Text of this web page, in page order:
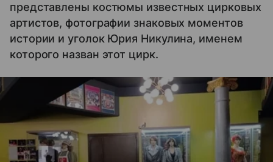
представлены костюмы известных цирковых
артистов, фотографии знаковых моментов
истории и уголок Юрия Никулина, именем
которого назван этот цирк.